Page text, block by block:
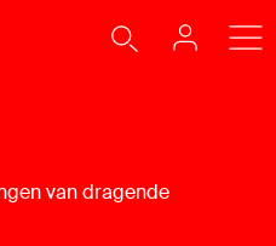
van dragende